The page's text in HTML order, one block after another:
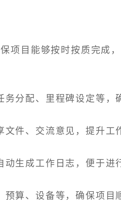
项目能够按时按质完成
分配、里程碑设定等，
件、交流意见，提升工
生成工作日志，便于进
算、设备等，确保项目